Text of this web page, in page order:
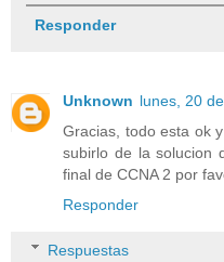
Responder
Unknown lunes, 20
Gracias, todo esta ok
subirlo de la solucion
final de CCNA 2 por
Responder
Respuestas